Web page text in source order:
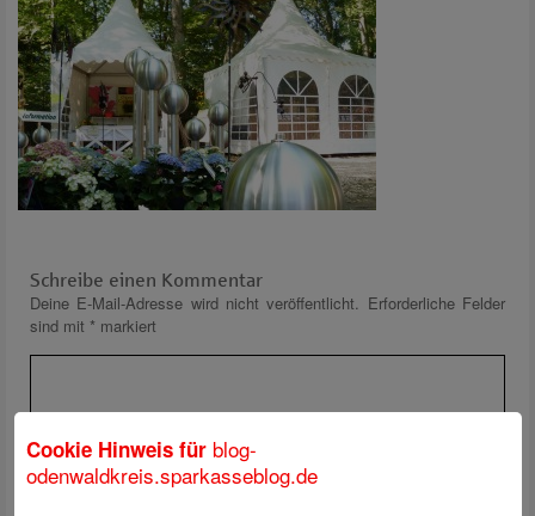
Schreibe einen Kommentar
Deine E-Mail-Adresse wird nicht veröffentlicht. Erforderliche Felder
sind mit * markiert
Cookie Hinweis für blog-
odenwaldkreis.sparkasseblog.de